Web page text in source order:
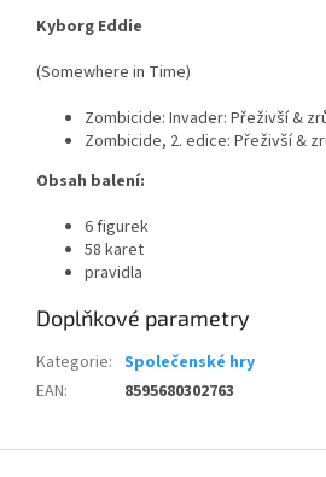
Kyborg Eddie
(Somewhere in Time)
Zombicide: Invader: Přeživší &
Zombicide, 2. edice: Přeživší &
Obsah balení:
6 figurek
58 karet
pravidla
Doplňkové parametry
Kategorie: Společenské hry
EAN: 8595680302763